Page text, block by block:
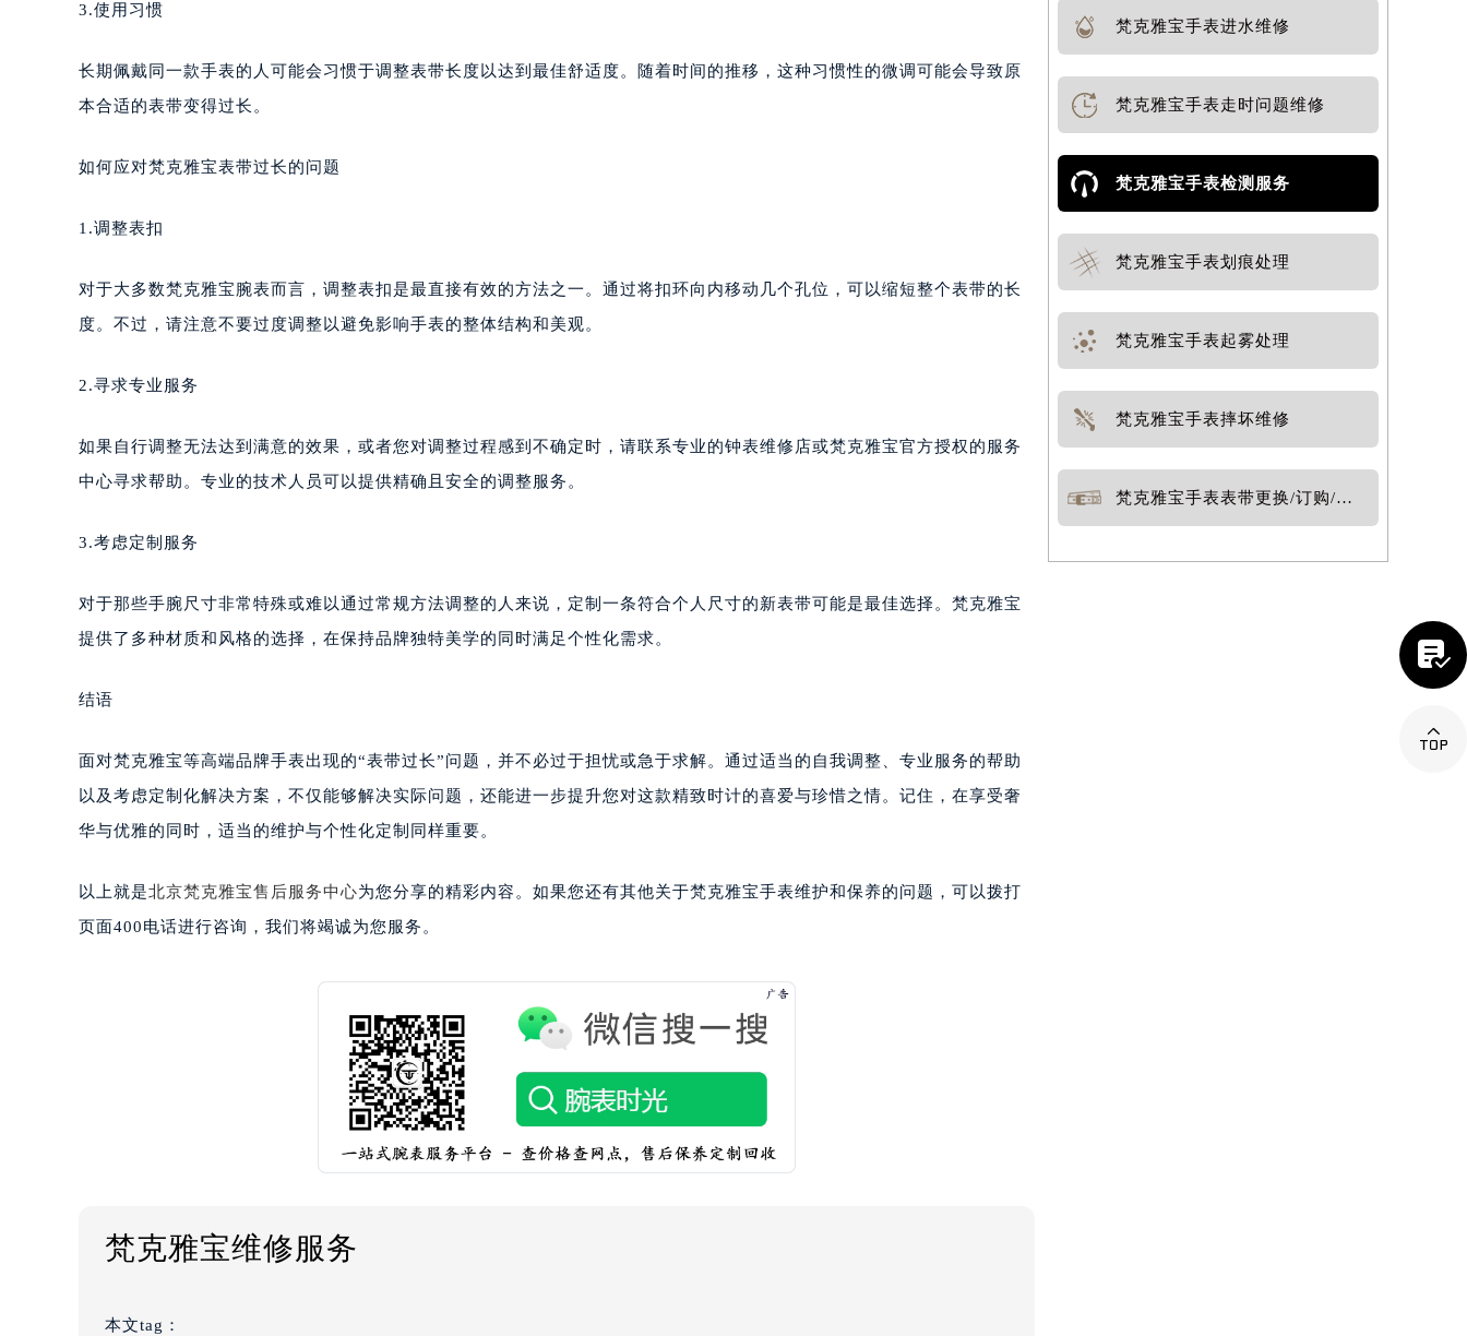
3.使用习惯
长期佩戴同一款手表的人可能会习惯于调整表带长度以达到最佳舒适度。随着时间的推移，这种习惯性的微调可能会导致原
本合适的表带变得过长。
如何应对梵克雅宝表带过长的问题
1.调整表扣
对于大多数梵克雅宝腕表而言，调整表扣是最直接有效的方法之一。通过将扣环向内移动几个孔位，可以缩短整个表带的长
度。不过，请注意不要过度调整以避免影响手表的整体结构和美观。
2.寻求专业服务
如果自行调整无法达到满意的效果，或者您对调整过程感到不确定时，请联系专业的钟表维修店或梵克雅宝官方授权的服务
中心寻求帮助。专业的技术人员可以提供精确且安全的调整服务。
3.考虑定制服务
对于那些手腕尺寸非常特殊或难以通过常规方法调整的人来说，定制一条符合个人尺寸的新表带可能是最佳选择。梵克雅宝
提供了多种材质和风格的选择，在保持品牌独特美学的同时满足个性化需求。
结语
面对梵克雅宝等高端品牌手表出现的“表带过长”问题，并不必过于担忧或急于求解。通过适当的自我调整、专业服务的帮助
以及考虑定制化解决方案，不仅能够解决实际问题，还能进一步提升您对这款精致时计的喜爱与珍惜之情。记住，在享受奢
华与优雅的同时，适当的维护与个性化定制同样重要。
以上就是北京梵克雅宝售后服务中心为您分享的精彩内容。如果您还有其他关于梵克雅宝手表维护和保养的问题，可以拨打
页面400电话进行咨询，我们将竭诚为您服务。
梵克雅宝维修服务
本文tag：
梵克雅宝手表进水维修
梵克雅宝手表走时问题维修
梵克雅宝手表检测服务
梵克雅宝手表划痕处理
梵克雅宝手表起雾处理
梵克雅宝手表摔坏维修
梵克雅宝手表表带更换/订购/定制

